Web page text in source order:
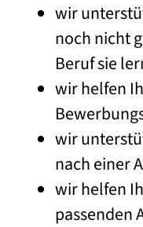
wir
noch nicht
Beruf sie
wir helfen
wir
nach einer
wir helfen
passenden